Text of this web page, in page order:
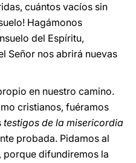
cuántos vacíos sin
Hagámonos
del Espíritu,
Señor nos abrirá nuevas
en nuestro camino.
cristianos, fuéramos
testigos de la misericordia
probada. Pidamos al
porque difundiremos la